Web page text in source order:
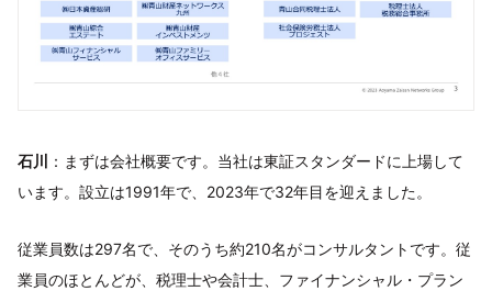
石川
：まずは会社概要です。当社は東証スタンダードに上場して
います。設立は1991年で、2023年で32年目を迎えました。
従業員数は297名で、そのうち約210名がコンサルタントです。従
業員のほとんどが、税理士や会計士、ファイナンシャル・プラン